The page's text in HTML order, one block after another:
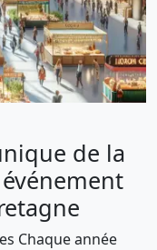
de la
Chaque année